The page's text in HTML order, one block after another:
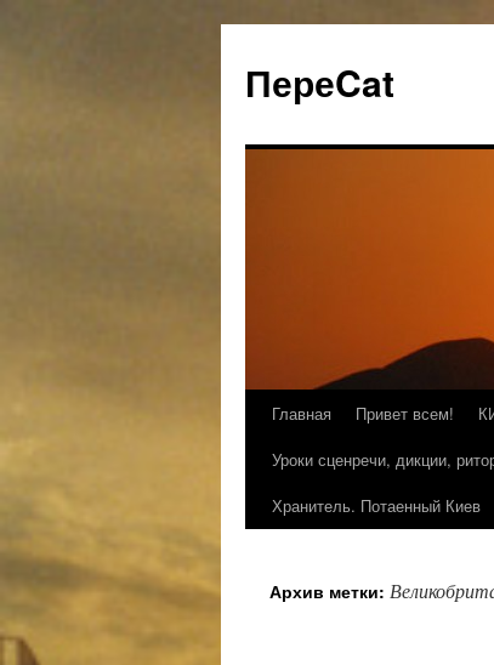
ПереCat
Главная Привет всем!
Уроки сценречи, дикции,
Хранитель. Потаенный Киев
Архив метки: